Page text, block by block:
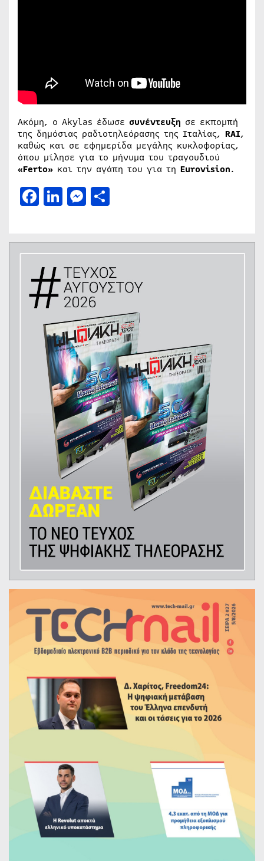
Ακόμη, ο Akylas έδωσε συνέντευξη σε εκπομπή
της δημόσιας ραδιοτηλεόρασης της Ιταλίας, RAI,
καθώς και σε εφημερίδα μεγάλης κυκλοφορίας,
όπου μίλησε για το μήνυμα του τραγουδιού
«Ferto» και την αγάπη του για τη Eurovision.
Facebook
LinkedIn
Messenger